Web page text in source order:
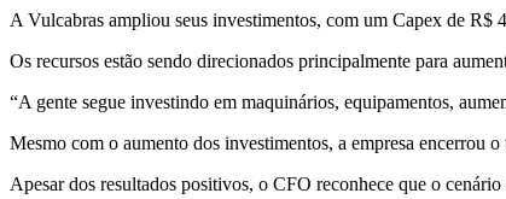
A Vulcabras ampliou seus investimentos, com um Capex de R$
Os recursos estão sendo direcionados principalmente para
“A gente segue investindo em maquinários, equipamentos,
Mesmo com o aumento dos investimentos, a empresa encerrou
Apesar dos resultados positivos, o CFO reconhece que o